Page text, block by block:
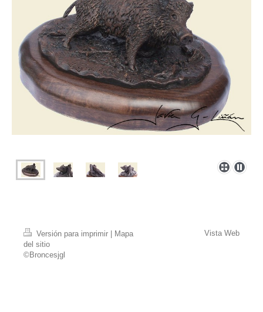
Versión para imprimir
Mapa
del sitio
©Broncesjgl
Vista Web